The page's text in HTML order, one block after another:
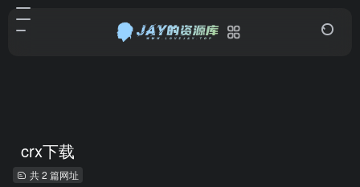
crx下载
共 2 篇网址